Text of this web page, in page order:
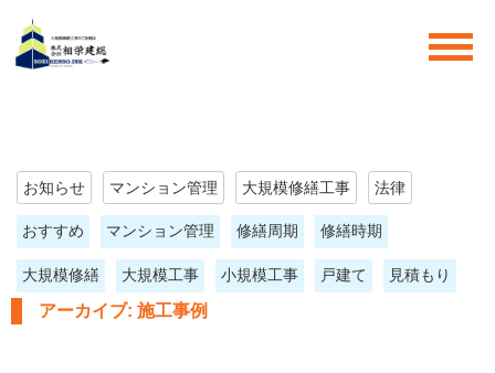
お知らせ マンション管理 大規模修繕工事 法律
おすすめ マンション管理 修繕周期 修繕時期
大規模修繕 大規模工事 小規模工事 戸建て 見積もり
アーカイブ: 施工事例